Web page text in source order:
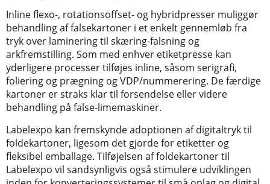
Inline flexo-, rotationsoffset- og hybridpresser muliggør
behandling af falsekartoner i et enkelt gennemløb fra
tryk over laminering til skæring-falsning og
arkfremstilling. Som med enhver etiketpresse kan
yderligere processer tilføjes inline, såsom serigrafi,
foliering og prægning og VDP/nummerering. De færdige
kartoner er straks klar til forsendelse eller videre
behandling på false-limemaskiner.
Labelexpo kan fremskynde adoptionen af digitaltryk til
foldekartoner, ligesom det gjorde for etiketter og
fleksibel emballage. Tilføjelsen af foldekartoner til
Labelexpo vil sandsynligvis også stimulere udviklingen